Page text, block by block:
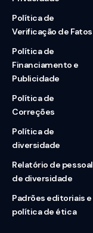
Política de
Verificação de Fatos
Política de
Financiamento e
Publicidade
Política de
Correções
Política de
diversidade
Relatório de pessoal
de diversidade
Padrões editoriais e
política de ética